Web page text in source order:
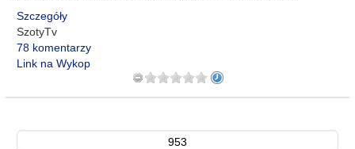
Szczegóły
SzotyTv
78 komentarzy
Link na Wykop
953